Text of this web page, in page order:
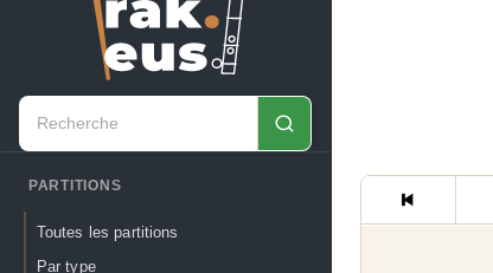
PARTITIONS
Toutes les partitions
Par type